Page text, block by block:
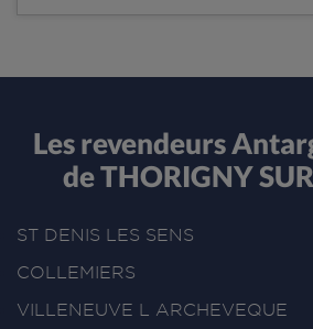
Les revendeurs
de THORIGNY
ST DENIS LES SENS
COLLEMIERS
VILLENEUVE L ARCHEVEQUE